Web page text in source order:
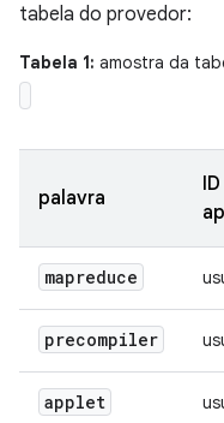
tabela do provedor:
Tabela 1: amostra da
palavra
mapreduce
precompiler
applet